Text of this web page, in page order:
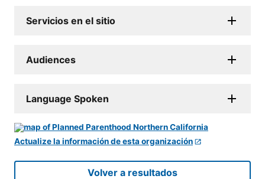
Servicios en el sitio
Audiences
Language Spoken
Actualize la información de esta organización
Volver a resultados